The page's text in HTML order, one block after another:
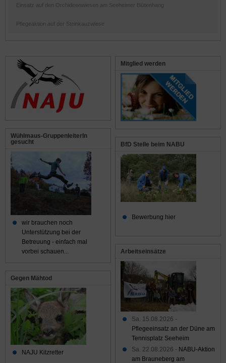
Einsatz auf den Orchideenwiesen am Seeheimer Blütenhang
Pflegeaktion auf der Steinkauzwiese
Mitglied werden
BfD Stelle beim NABU
Bewerbung hier
Arbeitseinsätze
Sa. 15.08.2026 -
Pflegeeinsatz an der Düne am
Tennisplatz Seeheim
Sa. 22.08.2026 - NABU-Aktion
am Brauneberg am
Wühlmaus-GruppenleiterIn
gesucht
wir brauchen noch
Unterstützung bei der
Betreuung - einfach mal
vorbei schauen...
Gegen Mähtod
NAJU Kitzretter